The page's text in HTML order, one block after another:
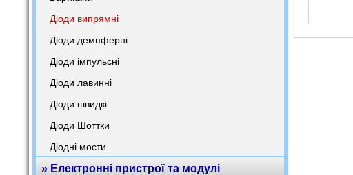
Діоди випрямні
Діоди демпферні
Діоди імпульсні
Діоди лавинні
Діоди швидкі
Діоди Шоттки
Діодні мости
» Електронні пристрої та модулі